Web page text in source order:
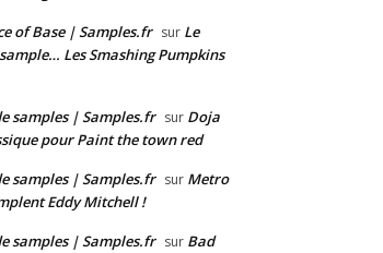
of Base | Samples.fr sur Le
Les Smashing Pumpkins
samples | Samples.fr sur Doja
pour Paint the town red
samples | Samples.fr sur Metro
Eddy Mitchell !
samples | Samples.fr sur Bad